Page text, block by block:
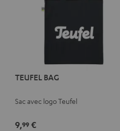
TEUFEL BAG
Sac avec logo Teufel
9,99 €